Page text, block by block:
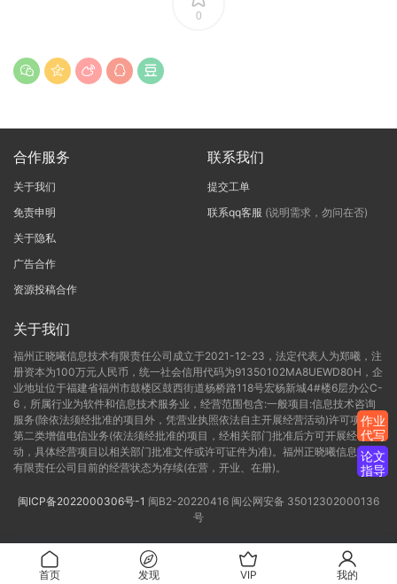
0
合作服务
关于我们
免责申明
关于隐私
广告合作
资源投稿合作
联系我们
提交工单
联系qq客服 (说明需求，勿问在否)
关于我们
福州正晓曦信息技术有限责任公司成立于2021-12-23，法定代表人为郑曦，注
册资本为100万元人民币，统一社会信用代码为91350102MA8UEWD80H，企
业地址位于福建省福州市鼓楼区鼓西街道杨桥路118号宏杨新城4#楼6层办公C-
6，所属行业为软件和信息技术服务业，经营范围包含:一般项目:信息技术咨询
服务(除依法须经批准的项目外，凭营业执照依法自主开展经营活动)许可项目:
第二类增值电信业务(依法须经批准的项目，经相关部门批准后方可开展经营活
动，具体经营项目以相关部门批准文件或许可证件为准)。福州正晓曦信息技术
有限责任公司目前的经营状态为存续(在营，开业、在册)。
闽ICP备2022000306号-1 闽B2-20220416 闽公网安备 35012302000136
号
作业
代写
论文
指导
首页 发现 VIP 我的